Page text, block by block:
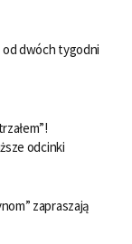
od dwóch tygodni
odcinki
zapraszają